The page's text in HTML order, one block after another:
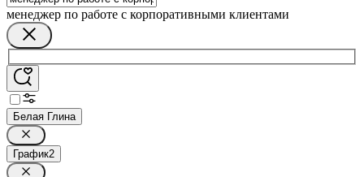
менеджер по работе с корпоративными клиентами
Белая Глина
График2